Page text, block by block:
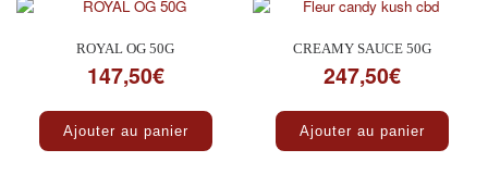
ROYAL OG 50G
147,50€
Ajouter au panier
CREAMY SAUCE 50G
247,50€
Ajouter au panier